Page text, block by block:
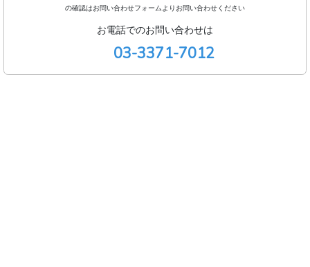
の確認はお問い合わせフォームよりお問い合わせください
お電話でのお問い合わせは
03-3371-7012